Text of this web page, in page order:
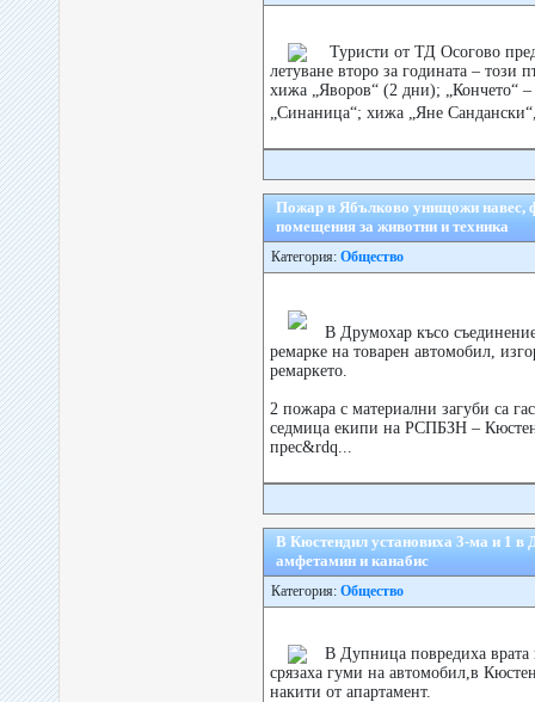
Туристи от ТД Осогово
летуване второ за годината –
хижа „Яворов“ (2 дни); „Кончето“
„Синаница“; хижа „Яне
Пожар в Ябълково унищожи навес,
помещения за животни и техника
Категория: Общество
В Друмохар късо
ремарке на товарен автомобил,
ремаркето.
2 пожара с материални загуби са
седмица екипи на РСПБЗН –
прес&rdq...
В Кюстендил установиха 3-ма и 1 в
амфетамин и канабис
Категория: Общество
В Дупница повредиха
срязаха гуми на автомобил,в
накити от апартамент.